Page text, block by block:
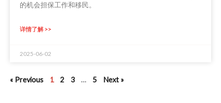
的机会担保工作和移民。
详情了解 >>
2025-06-02
« Previous 1 2 3 … 5 Next »